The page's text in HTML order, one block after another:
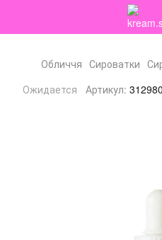
Обличчя Сироватки
Ожидается
Артикул: